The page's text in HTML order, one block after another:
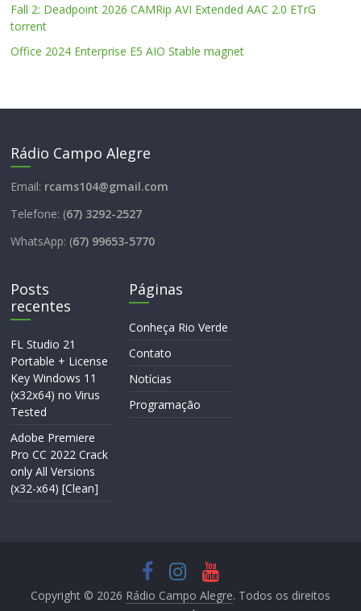
Fall 2: Deadpoint 2026 CAMRip AVI Extended AAC 2.0 ETrG
torrent
Office 2024 Enterprise E5 AIO Stable magnet
Rádio Campo Alegre
Email: rcams104@gmail.com
Telefone: (67) 3292-2527
WhatsApp: (67) 99653-5770
Posts
recentes
FL Studio 21
Portable + License
Key Windows 11
(x32x64) no Virus
Tested
Adobe Premiere
Pro CC 2022 Crack
only All Versions
(x32-x64) [Clean]
Páginas
Conheça Rio Verde
Contato
Notícias
Programação
Copyright © 2026 Rádio Campo Alegre. Todos os direitos